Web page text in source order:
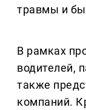
травмы и
В рамках
водителей,
также
компаний.